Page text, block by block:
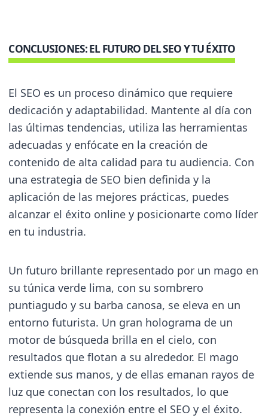
CONCLUSIONES: EL FUTURO DEL SEO Y TU ÉXITO
El SEO es un proceso dinámico que requiere
dedicación y adaptabilidad. Mantente al día con
las últimas tendencias, utiliza las herramientas
adecuadas y enfócate en la creación de
contenido de alta calidad para tu audiencia. Con
una estrategia de SEO bien definida y la
aplicación de las mejores prácticas, puedes
alcanzar el éxito online y posicionarte como líder
en tu industria.
Un futuro brillante representado por un mago en
su túnica verde lima, con su sombrero
puntiagudo y su barba canosa, se eleva en un
entorno futurista. Un gran holograma de un
motor de búsqueda brilla en el cielo, con
resultados que flotan a su alrededor. El mago
extiende sus manos, y de ellas emanan rayos de
luz que conectan con los resultados, lo que
representa la conexión entre el SEO y el éxito.